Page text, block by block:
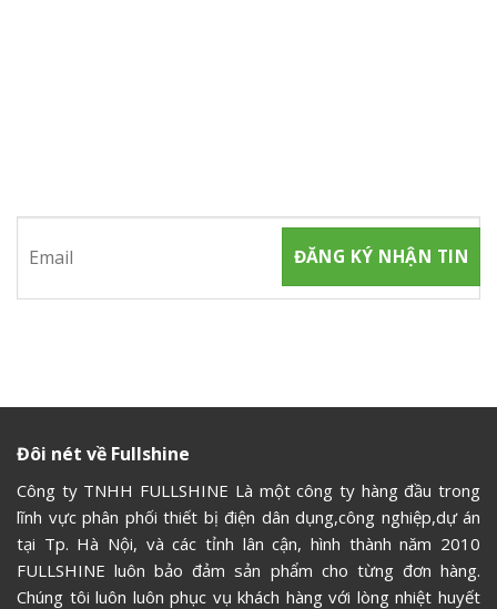
Đôi nét về Fullshine
Công ty TNHH FULLSHINE Là một công ty hàng đầu trong
lĩnh vực phân phối thiết bị điện dân dụng,công nghiệp,dự án
tại Tp. Hà Nội, và các tỉnh lân cận, hình thành năm 2010
FULLSHINE luôn bảo đảm sản phẩm cho từng đơn hàng.
Chúng tôi luôn luôn phục vụ khách hàng với lòng nhiệt huyết